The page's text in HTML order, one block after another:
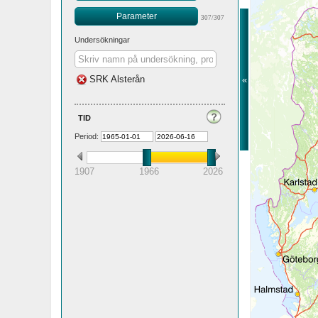
Parameter 307/307
Undersökningar
SRK Alsterån
tid
Period:
1907 1966 2026
«